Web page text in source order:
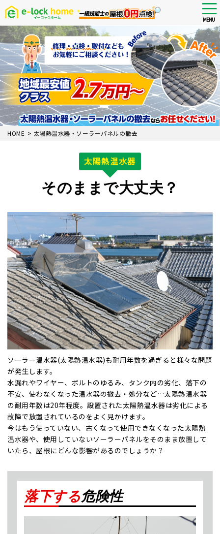
Skip
to
main
content
MENU
HOME > 太陽熱温水器・ソーラーパネルの撤去
太陽熱温水器
そのままで大丈夫？
ソーラー温水器(太陽熱温水器)も耐用年数を過ぎると様々な問題
が発⽣します。
水漏れやワイヤー、ボルトのゆるみ、タンク内の劣化、落下の
不安、使わなくなった温水器の撤去・処分など…太陽熱温水器
の耐⽤年数は20年程度。設置された太陽熱温水器は劣化による
故障で放置されているのをよく⾒かけます。
今はもう使っていない、古くなって使⽤できなくなった太陽熱
温水器や、使⽤していないソーラーパネルをそのまま放置して
いたら、屋根にどんな影響があるのでしょうか？
落下する危険性